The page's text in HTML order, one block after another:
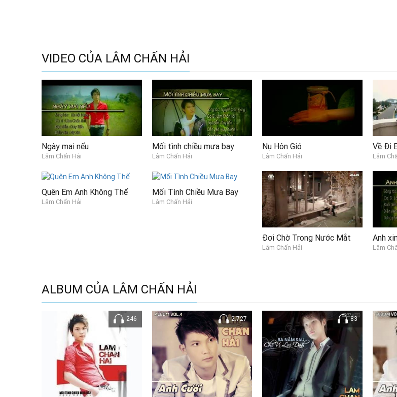
VIDEO CỦA LÂM CHẤN HẢI
Ngày mai nếu
Lâm Chấn Hải
Mối tình chiều mưa bay
Lâm Chấn Hải
Nụ Hôn Gió
Lâm Chấn Hải
Về Đi
Lâm
Quên Em Anh Không Thể
Lâm Chấn Hải
Mối Tình Chiều Mưa Bay
Lâm Chấn Hải
Đơi Chờ Trong Nước Mắt
Lâm Chấn Hải
Anh
Lâm
ALBUM CỦA LÂM CHẤN HẢI
246 2.727 83